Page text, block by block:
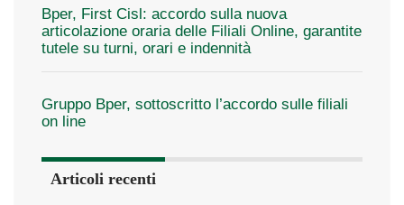
Bper, First Cisl: accordo sulla nuova
articolazione oraria delle Filiali Online, garantite
tutele su turni, orari e indennità
Gruppo Bper, sottoscritto l’accordo sulle filiali
on line
Articoli recenti